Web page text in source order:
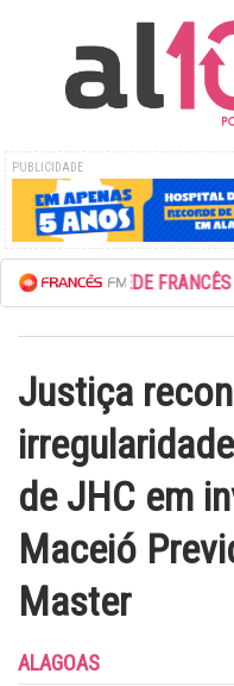
PUBLICIDADE
A REDE FRANCÊS FM
Justiça
de JHC em
Maceió
Master
ALAGOAS